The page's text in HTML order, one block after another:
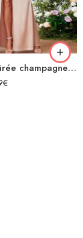
Robe de soirée champagne en satin longue fendue à bretelles
€